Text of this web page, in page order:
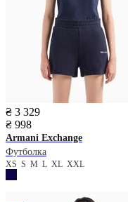
₴ 3 329
₴ 998
Armani Exchange
Футболка
XS S M L XL XXL